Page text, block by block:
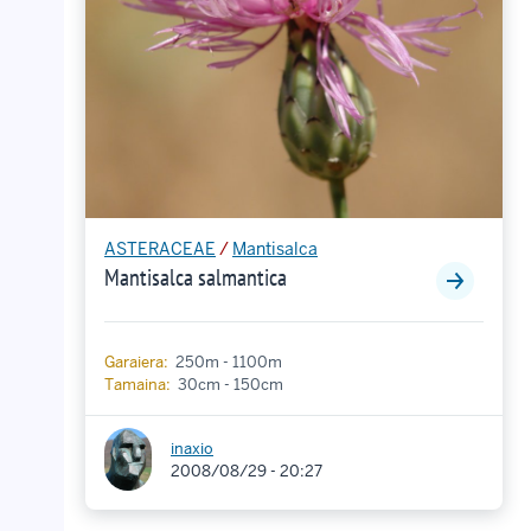
ASTERACEAE / Mantisalca
Mantisalca salmantica
Garaiera: 250m - 1100m
Tamaina: 30cm - 150cm
inaxio
2008/08/29 - 20:27